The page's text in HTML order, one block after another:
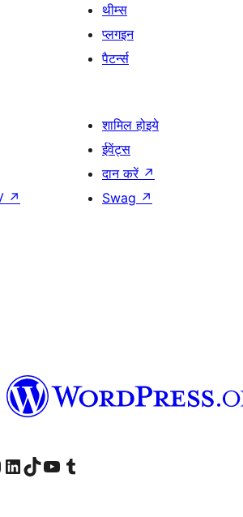
थीम्स
प्लगइन
पैटर्न्स
↗
शामिल होइये
ईवेंट्स
दान करें ↗
Swag ↗
जाएं
हमारे लिंक्डइन खाते पर जाएँहमारे टिकटॉक खाते पर जाएँहमारे यूट्यूब चैनल पर जाएंहमारे Tumblr खाते पर जाएँ